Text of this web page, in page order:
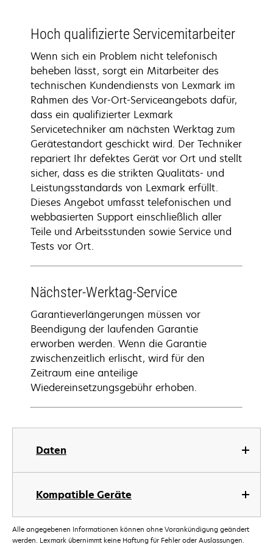
Daten
Kompatible Geräte
Hoch qualifizierte Servicemitarbeiter
Wenn sich ein Problem nicht telefonisch
beheben lässt, sorgt ein Mitarbeiter des
technischen Kundendiensts von Lexmark im
Rahmen des Vor-Ort-Serviceangebots dafür,
dass ein qualifizierter Lexmark
Servicetechniker am nächsten Werktag zum
Gerätestandort geschickt wird. Der Techniker
repariert Ihr defektes Gerät vor Ort und stellt
sicher, dass es die strikten Qualitäts- und
Leistungsstandards von Lexmark erfüllt.
Dieses Angebot umfasst telefonischen und
webbasierten Support einschließlich aller
Teile und Arbeitsstunden sowie Service und
Tests vor Ort.
Nächster-Werktag-Service
Garantieverlängerungen müssen vor
Beendigung der laufenden Garantie
erworben werden. Wenn die Garantie
zwischenzeitlich erlischt, wird für den
Zeitraum eine anteilige
Wiedereinsetzungsgebühr erhoben.
Alle angegebenen Informationen können ohne Vorankündigung geändert
werden. Lexmark übernimmt keine Haftung für Fehler oder Auslassungen.